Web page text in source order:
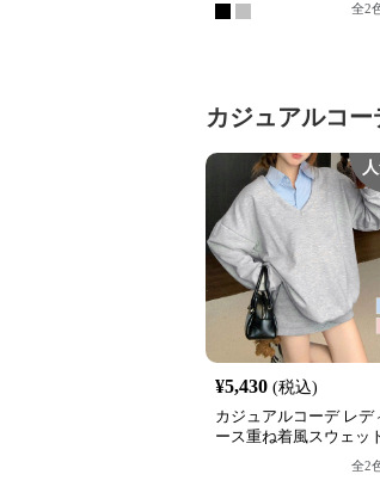
全2
カジュアルコー
¥5,430 (税込)
カジュアルコーデ レデ
ース重ね着風スウェッ
長袖シャツ襟切り替え
全2